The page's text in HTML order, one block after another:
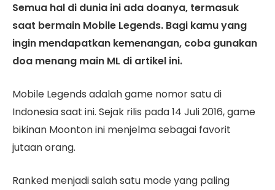
Semua hal di dunia ini ada doanya, termasuk
saat bermain Mobile Legends. Bagi kamu yang
ingin mendapatkan kemenangan, coba gunakan
doa menang main ML di artikel ini.
Mobile Legends adalah game nomor satu di
Indonesia saat ini. Sejak rilis pada 14 Juli 2016, game
bikinan Moonton ini menjelma sebagai favorit
jutaan orang.
Ranked menjadi salah satu mode yang paling